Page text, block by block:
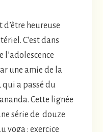
heureuse
C’est dans
une amie de la
qui a passé du
Cette lignée
série de douze
yoga : exercice